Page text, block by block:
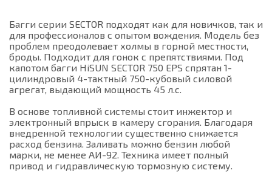
Багги серии SECTOR подходят как для новичков, так и
для профессионалов с опытом вождения. Модель без
проблем преодолевает холмы в горной местности,
броды. Подходит для гонок с препятствиями. Под
капотом багги HiSUN SECTOR 750 EPS спрятан 1-
цилиндровый 4-тактный 750-кубовый силовой
агрегат, выдающий мощность 45 л.с.
В основе топливной системы стоит инжектор и
электронный впрыск в камеру сгорания. Благодаря
внедренной технологии существенно снижается
расход бензина. Заливать можно бензин любой
марки, не менее АИ-92. Техника имеет полный
привод и гидравлическую тормозную систему.